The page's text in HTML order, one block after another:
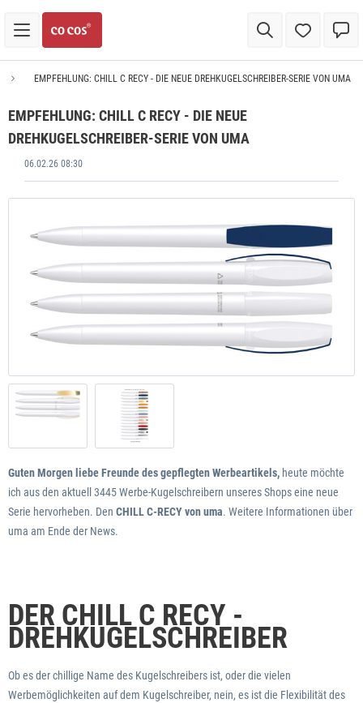
EMPFEHLUNG: CHILL C RECY - DIE NEUE DREHKUGELSCHREIBER-SERIE VON UMA
EMPFEHLUNG: CHILL C RECY - DIE NEUE
DREHKUGELSCHREIBER-SERIE VON UMA
06.02.26 08:30
Guten Morgen liebe Freunde des gepflegten Werbeartikels, heute möchte
ich aus den aktuell 3445 Werbe-Kugelschreibern unseres Shops eine neue
Serie hervorheben. Den CHILL C-RECY von uma. Weitere Informationen über
uma am Ende der News.
DER CHILL C RECY -
DREHKUGELSCHREIBER
Ob es der chillige Name des Kugelschreibers ist, oder die vielen
Werbemöglichkeiten auf dem Kugelschreiber, nein, es ist die Flexibilität des